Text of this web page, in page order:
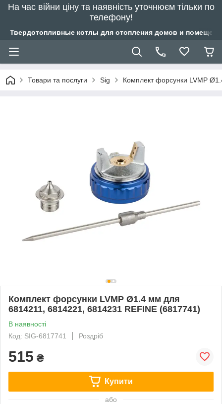
На час війни ціну та наявність уточнюєм тільки по
телефону!
Твердотопливные котлы для отопления домов и
Товари та послуги Sig Комплект форсунки LVMP
Комплект форсунки LVMP Ø1.4 мм для
6814211, 6814221, 6814231 REFINE (6817741)
В наявності
Код: SIG-6817741
Роздріб
515 ₴
Купити
або